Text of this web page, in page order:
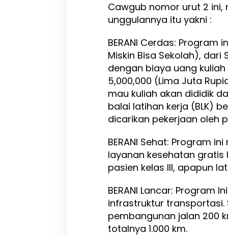
Cawgub nomor urut 2
unggulannya itu yakni :
BERANI Cerdas: Program
Miskin Bisa Sekolah),
dengan biaya uang
5,000,000 (Lima Juta
mau kuliah akan dididik
balai latihan kerja (BLK)
dicarikan pekerjaan oleh
BERANI Sehat: Program
layanan kesehatan gratis
pasien kelas III, apapun
BERANI Lancar: Program
infrastruktur
pembangunan jalan 200
totalnya 1.000 km.